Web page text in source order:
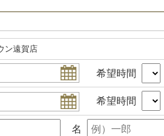
ン遠賀店
希望時間
希望時間
名